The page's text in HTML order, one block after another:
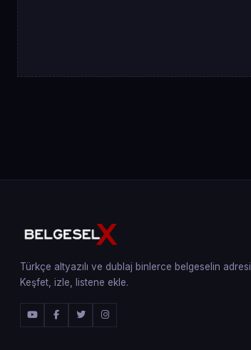
Türkçe altyazılı ve dublaj binlerce belgeselin
Keşfet, izle, listene ekle.